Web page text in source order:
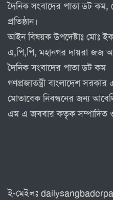
দৈনিক সংবাদের পাতা ডট কম,
প্রতিষ্ঠান।
আইন বিষয়ক উপদেষ্টাঃ মোঃ
এ,পি,পি, মহানগর দায়রা জজ
দৈনিক সংবাদের পাতা ডট কম
গণপ্রজাতন্ত্রী বাংলাদেশ
মোতাবেক নিবন্ধনের জন্য
এম এ জববার কতৃক সম্পাদিত
ই-মেইলঃ